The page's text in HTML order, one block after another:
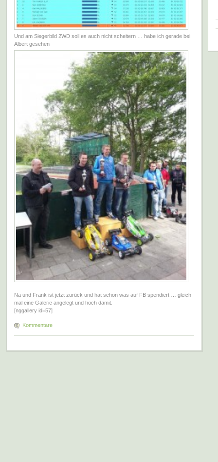
Und am Siegerbild 2WD soll es auch nicht scheitern … habe ich gerade bei
Albert gesehen
Na und Frank ist jetzt zurück und hat schon was auf FB spendiert … gleich
mal eine Galerie angelegt und hoch damit.
[nggallery id=57]
Kommentare